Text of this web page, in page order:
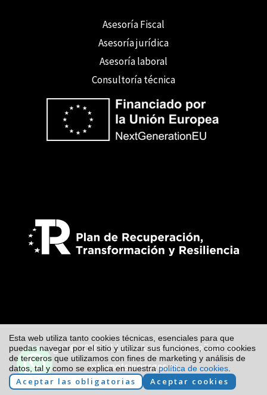
Asesoría Fiscal
Asesoría jurídica
Asesoría laboral
Consultoría técnica
Copyright © 2026 Calderón Asesores | Diseñado por
internetsinriesgos.es
Esta web utiliza tanto cookies técnicas, esenciales para que
puedas navegar por el sitio y utilizar sus funciones, como cookies
de terceros que utilizamos con fines de marketing y análisis de
datos, tal y como se explica en nuestrapolítica de cookies
Aceptar las obligatorias Aceptar cookies